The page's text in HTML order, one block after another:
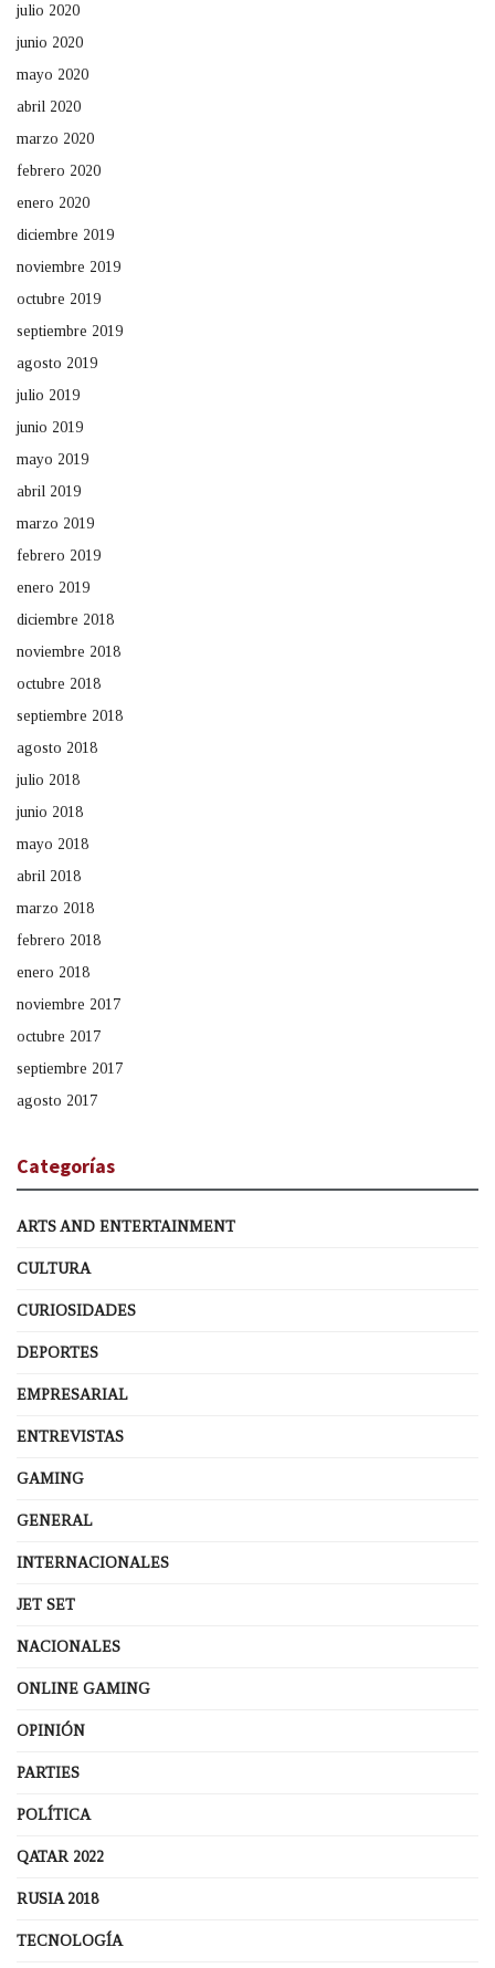
julio 2020
junio 2020
mayo 2020
abril 2020
marzo 2020
febrero 2020
enero 2020
diciembre 2019
noviembre 2019
octubre 2019
septiembre 2019
agosto 2019
julio 2019
junio 2019
mayo 2019
abril 2019
marzo 2019
febrero 2019
enero 2019
diciembre 2018
noviembre 2018
octubre 2018
septiembre 2018
agosto 2018
julio 2018
junio 2018
mayo 2018
abril 2018
marzo 2018
febrero 2018
enero 2018
noviembre 2017
octubre 2017
septiembre 2017
agosto 2017
Categorías
ARTS AND ENTERTAINMENT
CULTURA
CURIOSIDADES
DEPORTES
EMPRESARIAL
ENTREVISTAS
GAMING
GENERAL
INTERNACIONALES
JET SET
NACIONALES
ONLINE GAMING
OPINIÓN
PARTIES
POLÍTICA
QATAR 2022
RUSIA 2018
TECNOLOGÍA